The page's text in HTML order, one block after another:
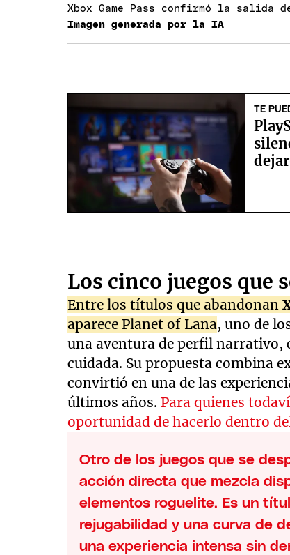
Xbox Game Pass confirmó la salida
Imagen generada por la IA
TE
Los cinco juegos que
Entre los títulos que abandonan
aparece Planet of Lana, uno de
una aventura de perfil narrativo,
cuidada. Su propuesta combina
convirtió en una de las
últimos años. Para quienes
oportunidad de hacerlo dentro
Otro de los juegos que se
acción directa que mezcla
elementos roguelite. Es un
rejugabilidad y una curva de
una experiencia intensa sin